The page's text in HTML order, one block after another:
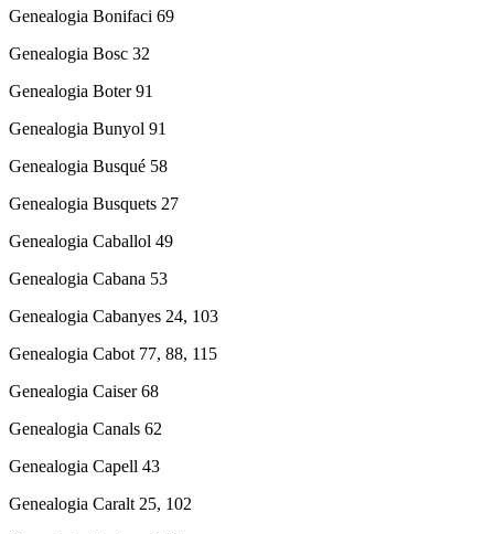
Genealogia Bonifaci 69
Genealogia Bosc 32
Genealogia Boter 91
Genealogia Bunyol 91
Genealogia Busqué 58
Genealogia Busquets 27
Genealogia Caballol 49
Genealogia Cabana 53
Genealogia Cabanyes 24, 103
Genealogia Cabot 77, 88, 115
Genealogia Caiser 68
Genealogia Canals 62
Genealogia Capell 43
Genealogia Caralt 25, 102